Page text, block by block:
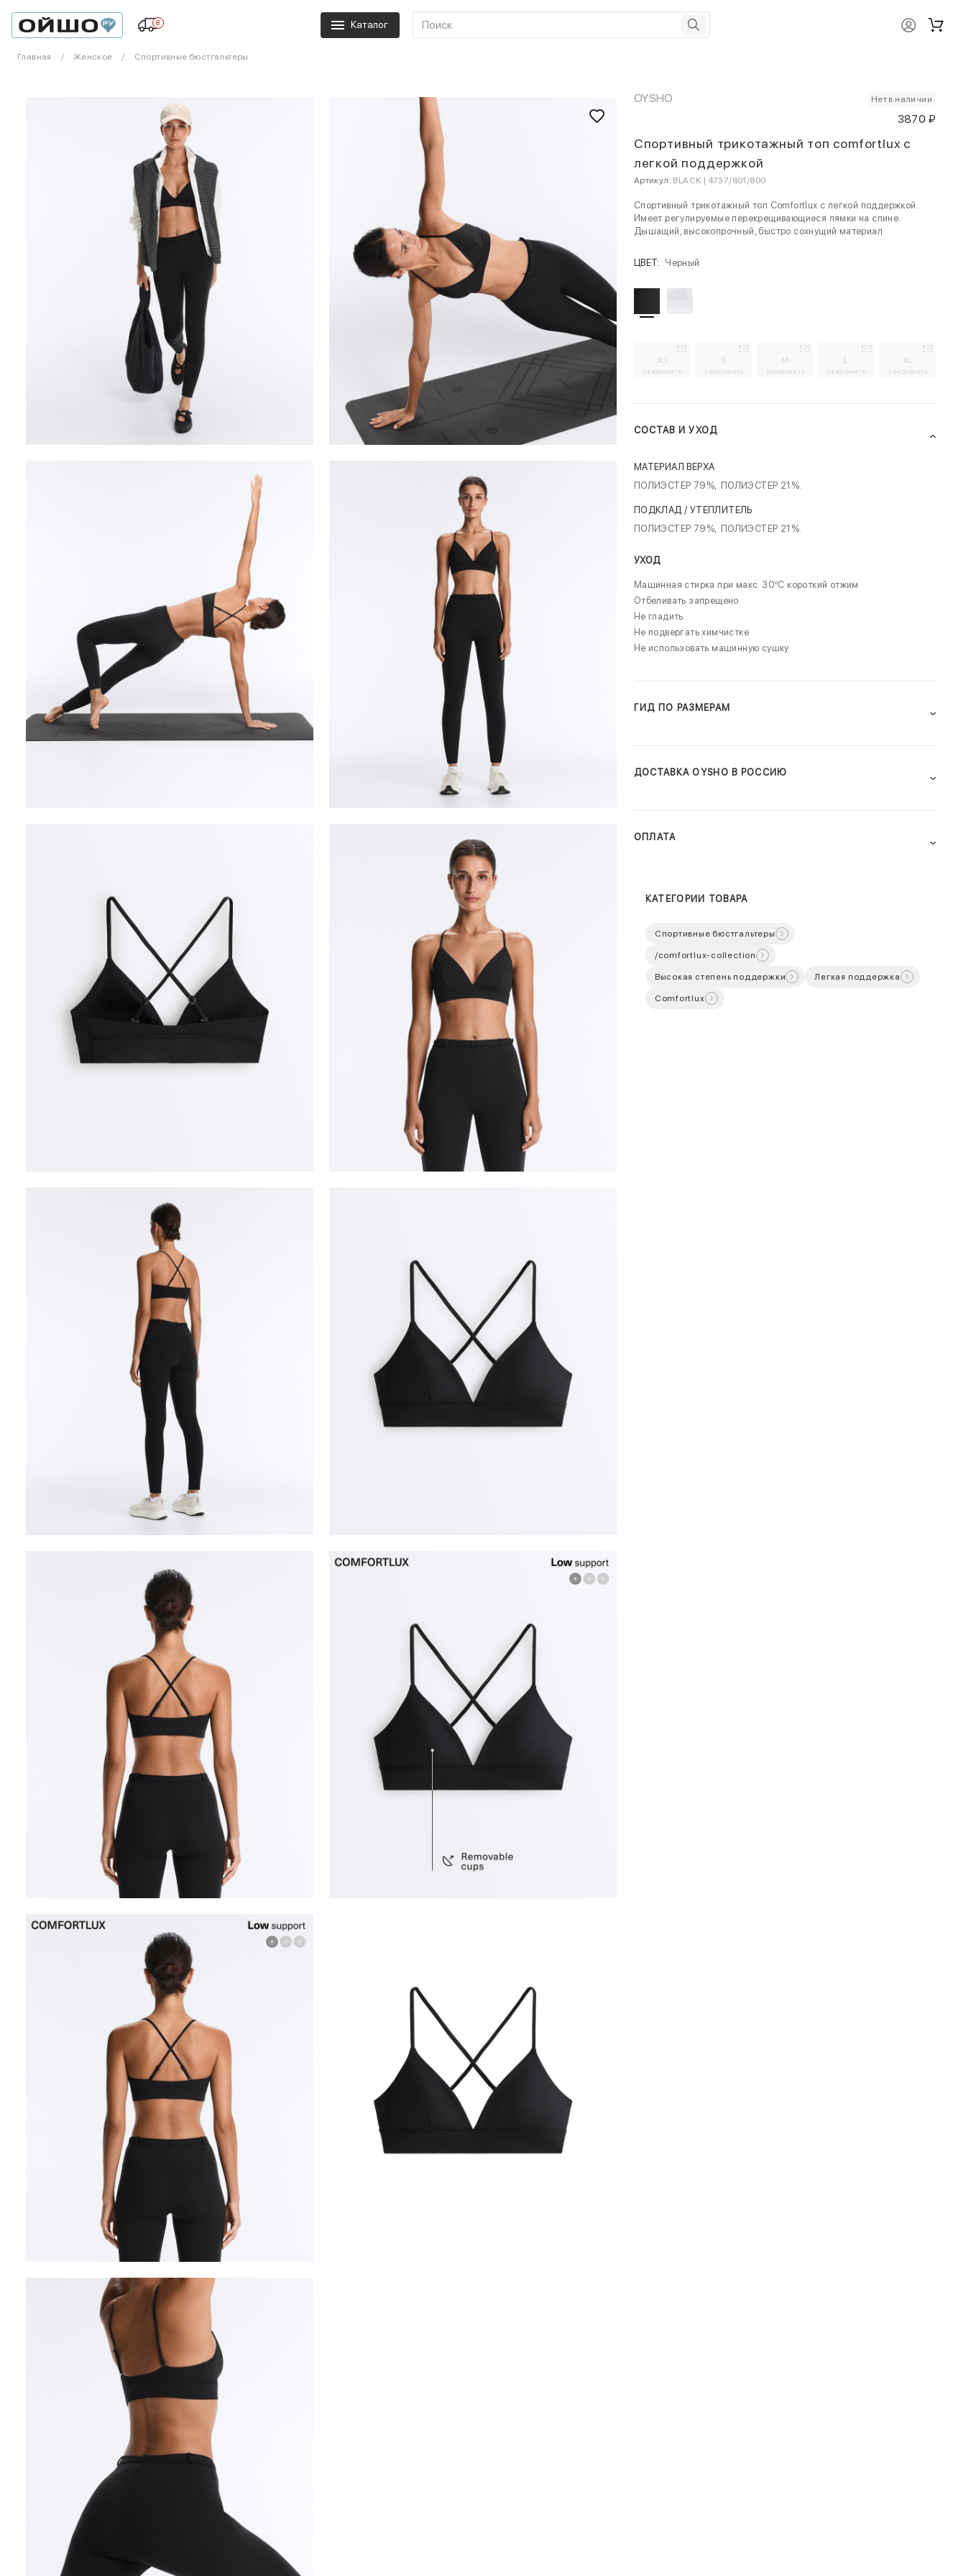
8 Каталог
Главная Женское Спортивные бюстгальтеры
OYSHO Нет в наличии
3870 ₽
Спортивный трикотажный топ comfortlux с
легкой поддержкой
Артикул: BLACK | 4737/801/800
Спортивный трикотажный топ Comfortlux с легкой поддержкой.
Имеет регулируемые перекрещивающиеся лямки на спине.
Дышащий, высокопрочный, быстро сохнущий материал.
ЦВЕТ: Черный
XS
уведомить
S
уведомить
M
уведомить
L
уведомить
XL
уведомить
СОСТАВ И УХОД
МАТЕРИАЛ ВЕРХА
ПОЛИЭСТЕР 79%, ПОЛИЭСТЕР 21%.
ПОДКЛАД / УТЕПЛИТЕЛЬ
ПОЛИЭСТЕР 79%, ПОЛИЭСТЕР 21%.
УХОД
Машинная стирка при макс. 30ºC короткий отжим
Отбеливать запрещено
Не гладить
Не подвергать химчистке
Не использовать машинную сушку
ГИД ПО РАЗМЕРАМ
ДОСТАВКА OYSHO В РОССИЮ
ОПЛАТА
КАТЕГОРИИ ТОВАРА
Спортивные бюстгальтеры
/comfortlux-collection
Высокая степень поддержки Легкая поддержка
Comfortlux